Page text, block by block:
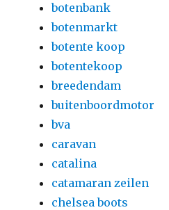
botenbank
botenmarkt
botente koop
botentekoop
breedendam
buitenboordmotor
bva
caravan
catalina
catamaran zeilen
chelsea boots